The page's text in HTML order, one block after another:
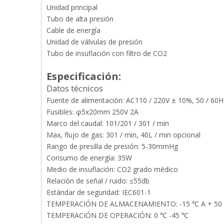
Unidad principal
Tubo de alta presión
Cable de energía
Unidad de válvulas de presión
Tubo de insuflación con filtro de CO2
Especificación:
Datos técnicos
Fuente de alimentación: AC110 / 220V ± 10%, 50 /
Fusibles: φ5x20mm 250V 2A
Marco del caudal: 101/201 / 301 / min
Max, flujo de gas: 301 / min, 40L / min opcional
Rango de presilla de presión: 5-30mmHg
Consumo de energía: 35W
Medio de insuflación: CO2 grado médico
Relación de señal / ruido: ≤55db
Estándar de seguridad: IEC601-1
TEMPERACIÓN DE ALMACENAMIENTO: -15 ℃ A + 50
TEMPERACIÓN DE OPERACIÓN: 0 ℃ -45 ℃